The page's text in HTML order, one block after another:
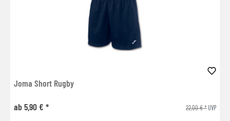
Joma Short Rugby
ab 5,90 € * 22,00 € *UVP